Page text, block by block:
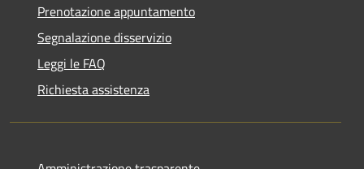
Prenotazione appuntamento
Segnalazione disservizio
Leggi le FAQ
Richiesta assistenza